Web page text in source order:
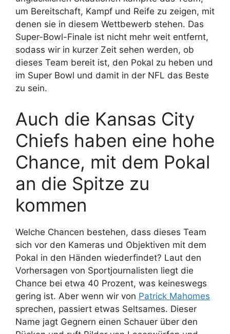
um Bereitschaft, Kampf und Reife zu zeigen, mit
denen sie in diesem Wettbewerb stehen. Das
Super-Bowl-Finale ist nicht mehr weit entfernt,
sodass wir in kurzer Zeit sehen werden, ob
dieses Team bereit ist, den Pokal zu heben und
im Super Bowl und damit in der NFL das Beste
zu sein.
Auch die Kansas City
Chiefs haben eine hohe
Chance, mit dem Pokal
an die Spitze zu
kommen
Welche Chancen bestehen, dass dieses Team
sich vor den Kameras und Objektiven mit dem
Pokal in den Händen wiederfindet? Laut den
Vorhersagen von Sportjournalisten liegt die
Chance bei etwa 40 Prozent, was keineswegs
gering ist. Aber wenn wir von Patrick Mahomes
sprechen, passiert etwas Seltsames. Dieser
Name jagt Gegnern einen Schauer über den